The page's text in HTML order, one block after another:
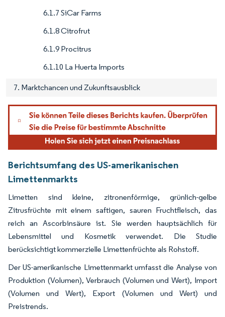
6.1.7 SiCar Farms
6.1.8 Citrofrut
6.1.9 Procitrus
6.1.10 La Huerta Imports
7. Marktchancen und Zukunftsausblick
Berichtsumfang des US-amerikanischen
Limettenmarkts
Limetten sind kleine, zitronenförmige, grünlich-gelbe
Zitrusfrüchte mit einem saftigen, sauren Fruchtfleisch, das
reich an Ascorbinsäure ist. Sie werden hauptsächlich für
Lebensmittel und Kosmetik verwendet. Die Studie
berücksichtigt kommerzielle Limettenfrüchte als Rohstoff.
Der US-amerikanische Limettenmarkt umfasst die Analyse von
Produktion (Volumen), Verbrauch (Volumen und Wert), Import
(Volumen und Wert), Export (Volumen und Wert) und
Preistrends.